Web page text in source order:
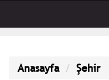
Anasayfa Şehir